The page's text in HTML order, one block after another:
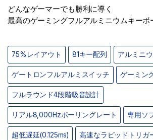
どんなゲーマーでも勝利に導く
最高のゲーミングフルアルミニウムキーボ
75%レイアウト 81キー配列 アルミニ
ゲートロンフルアルミスイッチ ゲーミン
フルラウンド4段階吸音設計
リアル8,000Hzポーリングレート 専用ソ
超低遅延(0.125ms) 高速なラピッドトリガ